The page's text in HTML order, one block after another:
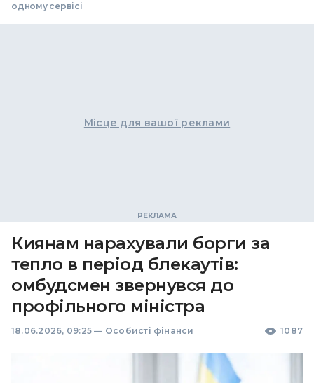
одному сервісі
Місце для вашої реклами
Киянам нарахували борги за
тепло в період блекаутів:
омбудсмен звернувся до
профільного міністра
18.06.2026, 09:25 — Особисті фінанси 1087